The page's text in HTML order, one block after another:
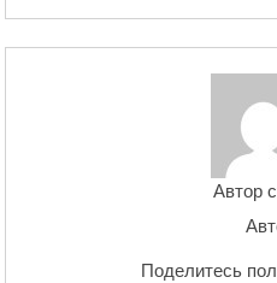
Автор
Поделитесь